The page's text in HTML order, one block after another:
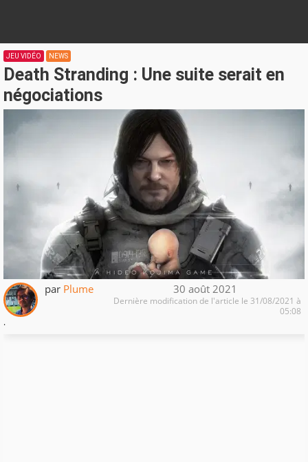
JEU VIDÉO NEWS
Death Stranding : Une suite serait en
négociations
par Plume 30 août 2021
Dernière modification de l'article le 31/08/2021 à
05:08
.